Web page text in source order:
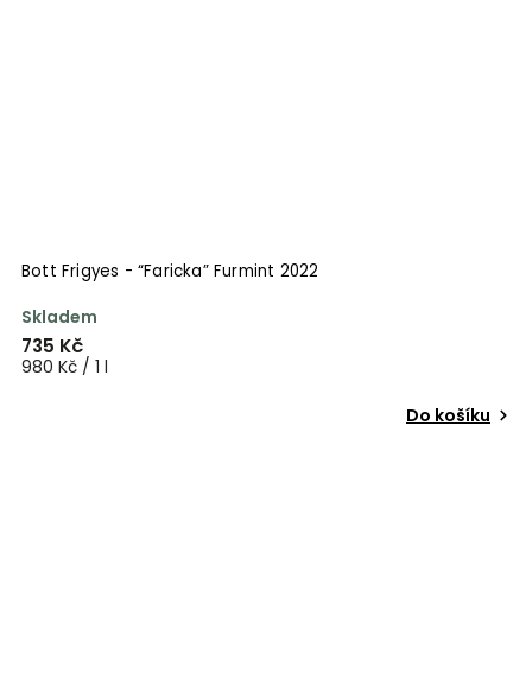
Bott Frigyes - “Faricka” Furmint 2022
Skladem
735 Kč
980 Kč / 1 l
Do košíku